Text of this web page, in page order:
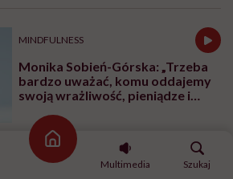
Strona główna
Multimedia
Szukaj
MINDFULNESS
Monika Sobień-Górska: „Trzeba
bardzo uważać, komu oddajemy
swoją wrażliwość, pieniądze i
SPOŁECZEŃSTWO
Naukowcy: nie starzejemy się